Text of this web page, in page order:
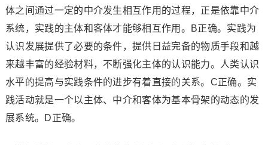
体之间通过一定的中介发生相互作用的过程，正是依靠中介
系统，实践的主体和客体才能够相互作用。B正确。实践为
认识发展提供了必要的条件，提供日益完备的物质手段和越
来越丰富的经验材料，不断强化主体的认识能力。人类认识
水平的提高与实践条件的进步有着直接的关系。C正确。实
践活动就是一个以主体、中介和客体为基本骨架的动态的发
展系统。D正确。